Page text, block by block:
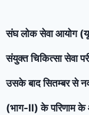
संघ लोक सेवा आयोग
संयुक्त चिकित्सा सेवा
उसके बाद सितम्बर से
(भाग-II) के परिणाम के